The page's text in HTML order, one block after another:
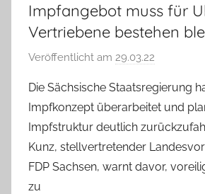
Impfangebot muss für
Vertriebene bestehen
Veröffentlicht am 29.03.22
n
a
d
m
i
Die Sächsische Staatsregierung
Impfkonzept überarbeitet und
Impfstruktur deutlich
Kunz, stellvertretender
FDP Sachsen, warnt davor,
zu